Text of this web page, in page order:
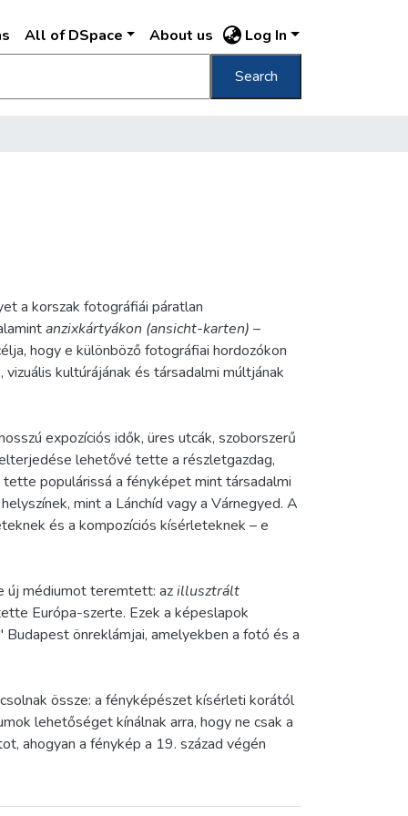
All of DSpace About us Log In
Search
a korszak fotográfiái páratlan
anzixkártyákon (ansicht-karten) –
hogy e különböző fotográfiai hordozókon
kultúrájának és társadalmi múltjának
expozíciós idők, üres utcák, szoborszerű
lehetővé tette a részletgazdag,
populárissá a fényképet mint társadalmi
mint a Lánchíd vagy a Várnegyed. A
és a kompozíciós kísérleteknek – e
új médiumot teremtett: azillusztrált
Európa-szerte. Ezek a képeslapok
önreklámjai, amelyekben a fotó és a
össze: a fényképészet kísérleti korától
lehetőséget kínálnak arra, hogy ne csak a
ahogyan a fénykép a 19. század végén